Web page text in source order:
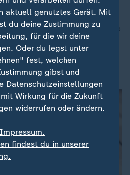
aber die deutschen
durch. Mit dem 91:61 gegen
der EM die Vorrundengruppe
aktuell genutztes Gerät. Mit
du deine Zustimmung zu
für die wir deine
Oder du legst unter
fest, welchen
gibst und
Datenschutzeinstellungen
Wirkung für die Zukunft
widerrufen oder ändern.
findest du in unserer